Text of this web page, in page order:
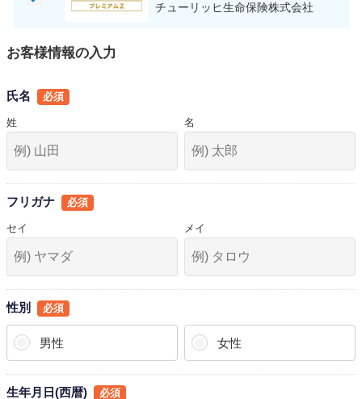
チューリッヒ生命保険株式会社
お客様情報の入力
氏名
姓 名
フリガナ
セイ メイ
性別
男性 女性
生年月日(西暦)